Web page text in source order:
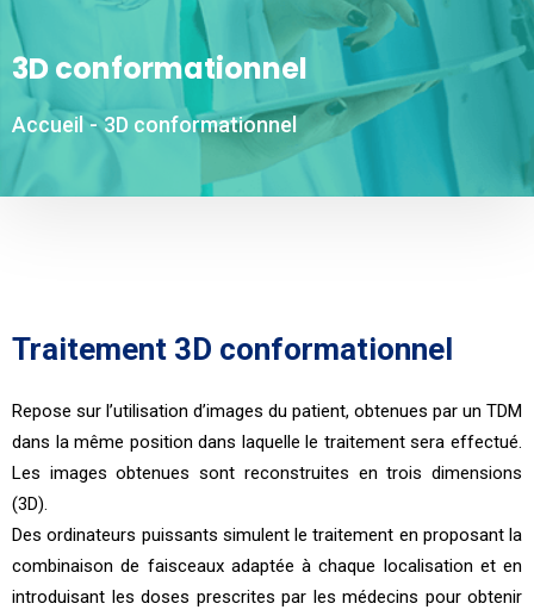
3D conformationnel
Accueil - 3D conformationnel
Traitement 3D conformationnel
Repose sur l’utilisation d’images du patient, obtenues par un TDM
dans la même position dans laquelle le traitement sera effectué.
Les images obtenues sont reconstruites en trois dimensions
(3D).
Des ordinateurs puissants simulent le traitement en proposant la
combinaison de faisceaux adaptée à chaque localisation et en
introduisant les doses prescrites par les médecins pour obtenir